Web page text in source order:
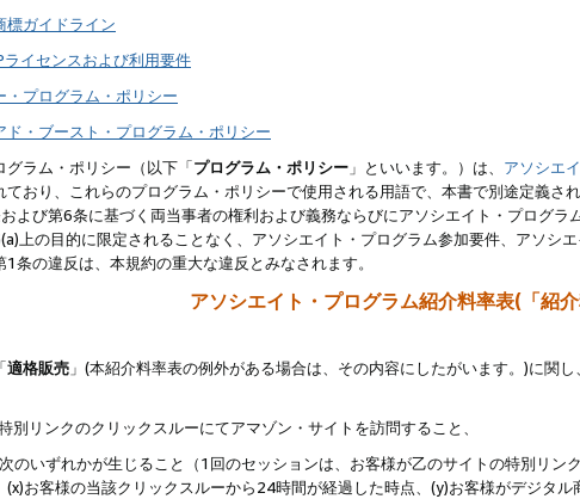
標ガイドライン
イセンスおよび利用要件
・プログラム・ポリシー
・ブースト・プログラム・ポリシー
ラム・ポリシー（以下「プログラム・ポリシー 」といいます。）は、 アソシエ
おり、これらのプログラム・ポリシーで使用される用語で、本書で別途定義さ
よび第6条に基づく両当事者の権利および義務ならびにアソシエイト・プログ
上の目的に限定されることなく、アソシエイト・プログラム参加要件、アソシ
条の違反は、本規約の重大な違反とみなされます。
アソシエイト・プログラム紹介料率表(「紹
適格販売 」(本紹介料率表の例外がある場合は、その内容にしたがいます。)に関
別リンクのクリックスルーにてアマゾン・サイトを訪問すること、
のいずれかが生じること（1回のセッションは、お客様が乙のサイトの特別リ
(x)お客様の当該クリックスルーから24時間が経過した時点、(y)お客様がデジタ